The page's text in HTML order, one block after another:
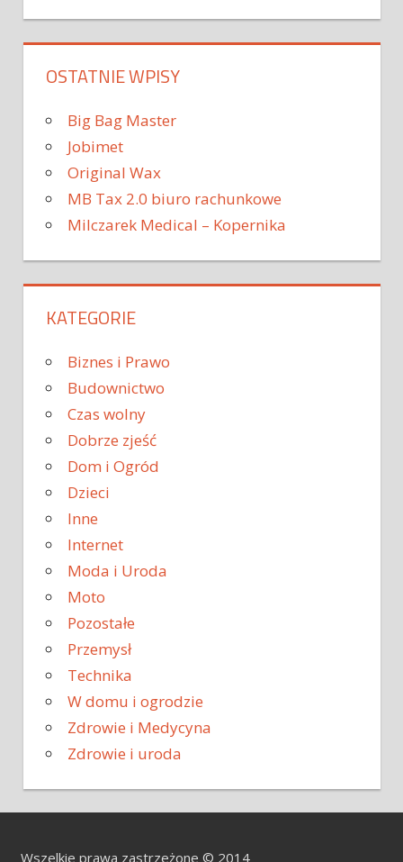
wpisu
OSTATNIE WPISY
Big Bag Master
Jobimet
Original Wax
MB Tax 2.0 biuro rachunkowe
Milczarek Medical – Kopernika
KATEGORIE
Biznes i Prawo
Budownictwo
Czas wolny
Dobrze zjeść
Dom i Ogród
Dzieci
Inne
Internet
Moda i Uroda
Moto
Pozostałe
Przemysł
Technika
W domu i ogrodzie
Zdrowie i Medycyna
Zdrowie i uroda
Wszelkie prawa zastrzeżone © 2014